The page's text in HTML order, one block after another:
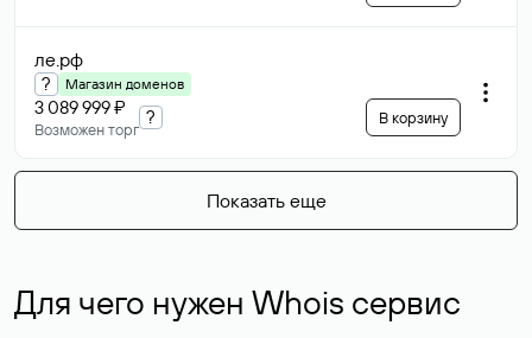
ле.рф
? Магазин доменов
3 089 999 ₽
Возможен торг
? В корзину
Показать еще
Для чего нужен Whois сервис